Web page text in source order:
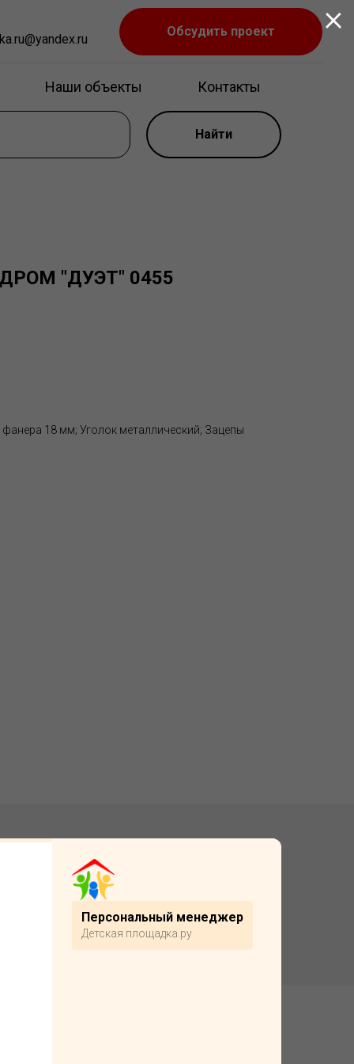
Обсудить проект
Наши объекты Контакты
Найти
Персональный менеджер
Детская площадка.ру
"ДУЭТ" 0455
18 мм; Уголок металлический; Зацепы
Подробнее